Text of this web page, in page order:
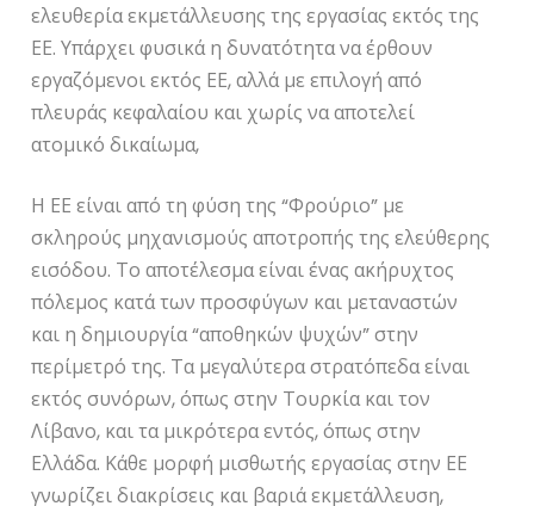
ελευθερία εκμετάλλευσης της εργασίας εκτός της
ΕΕ. Υπάρχει φυσικά η δυνατότητα να έρθουν
εργαζόμενοι εκτός ΕΕ, αλλά με επιλογή από
πλευράς κεφαλαίου και χωρίς να αποτελεί
ατομικό δικαίωμα,
Η ΕΕ είναι από τη φύση της “Φρούριο” με
σκληρούς μηχανισμούς αποτροπής της ελεύθερης
εισόδου. Το αποτέλεσμα είναι ένας ακήρυχτος
πόλεμος κατά των προσφύγων και μεταναστών
και η δημιουργία “αποθηκών ψυχών” στην
περίμετρό της. Τα μεγαλύτερα στρατόπεδα είναι
εκτός συνόρων, όπως στην Τουρκία και τον
Λίβανο, και τα μικρότερα εντός, όπως στην
Ελλάδα. Κάθε μορφή μισθωτής εργασίας στην ΕΕ
γνωρίζει διακρίσεις και βαριά εκμετάλλευση,